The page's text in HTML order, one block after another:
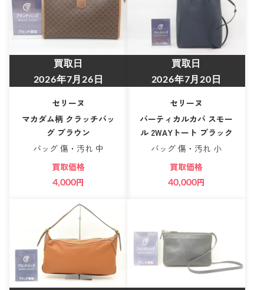
買取日
2026年7月26日
セリーヌ
マカダム柄 クラッチバッ
グ ブラウン
バッグ 傷・汚れ 中
買取価格
4,000円
買取日
2026年7月20日
セリーヌ
バーティカルカバ スモー
ル 2WAYトート ブラック
バッグ 傷・汚れ 小
買取価格
40,000円